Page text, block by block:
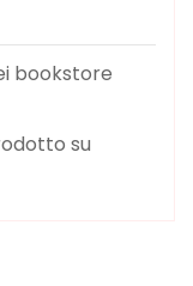
bookstore
su